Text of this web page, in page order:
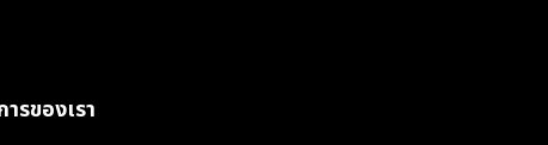
ารของเรา